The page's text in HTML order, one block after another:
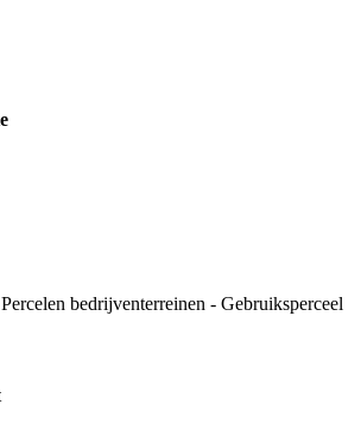
bedrijventerreinen - Gebruiksperceel